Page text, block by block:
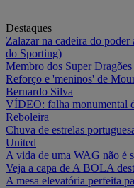
Destaques
Zalazar na cadeira do poder
do Sporting)
Membro dos Super
Reforço e 'meninos' de
Bernardo Silva
VÍDEO: falha monumental
Reboleira
Chuva de estrelas
United
A vida de uma WAG não é
Veja a capa de A BOLA
A mesa elevatória perfeita